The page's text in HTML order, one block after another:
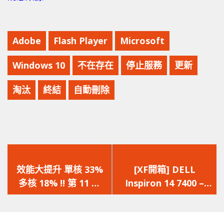
Adobe Flash Player Microsoft
Windows 10 不在存在 停止服務 更新
淘汰 終結 自動刪除
一
篇
文
效能大提升 單核 33%
多核 18% !! 第 11 代
Intel i7 11700K 處理器
一
篇
文
[XF開箱] DELL
Inspiron 14 7400 –
Intel Evo認證 搭載最